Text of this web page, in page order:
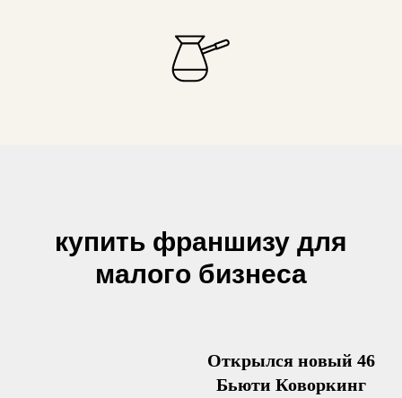
купить франшизу для
малого бизнеса
Открылся новый 46
Бьюти Коворкинг